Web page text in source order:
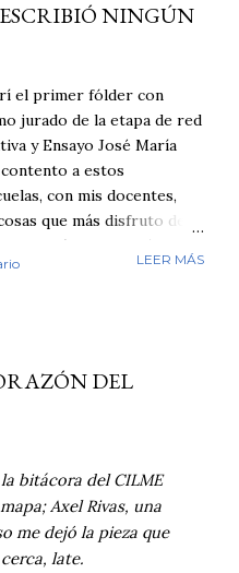
NINGÚN
el primer fólder con
jurado de la etapa de red
y Ensayo José María
a estos
con mis docentes,
que más disfruto de
revisión hubo café,
los fólderes. Leí el primer
sin fisuras que uno
de textos escolares.
mis sospechas
artificial. El
sintético, demasiado
ningún detector es
al fuego por cada caso
LEER MÁS
DEL
bitácora del CILME
Axel Rivas, una
me dejó la pieza que
late.